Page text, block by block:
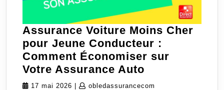
Assurance Voiture Moins Cher
pour Jeune Conducteur :
Comment Économiser sur
Votre Assurance Auto
Voiture
17 mai 2026 17
| obledassurancecom